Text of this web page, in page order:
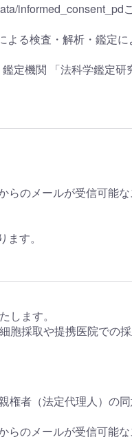
る検査・解析・鑑定
定機関 「法科学鑑定
のメールが受信可能
す。
ます。
採取や提携医院での
者（法定代理人）の
のメールが受信可能